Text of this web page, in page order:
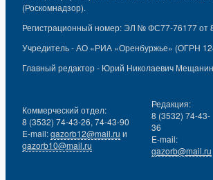
(Роскомнадзор).
Регистрационный номер: ЭЛ № ФС77-76177 от
Учредитель - АО «РИА «Оренбуржье» (ОГРН
Главный редактор - Юрий Николаевич
Коммерческий отдел:
8 (3532) 74-43-26, 74-43-90
E-mail:gazorb12@mail.ru и
gazorb10@mail.ru
Редакция:
8 (3532) 74-43-
36
E-mail:
gazorb@mail.ru